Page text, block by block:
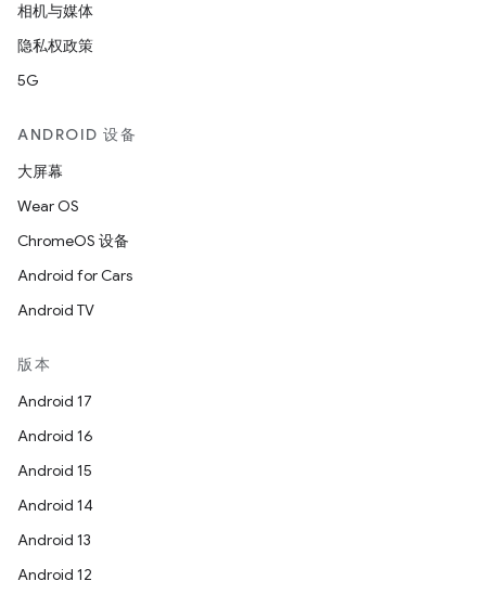
相机与媒体
隐私权政策
5G
ANDROID 设备
大屏幕
Wear OS
ChromeOS 设备
Android for Cars
Android TV
版本
Android 17
Android 16
Android 15
Android 14
Android 13
Android 12